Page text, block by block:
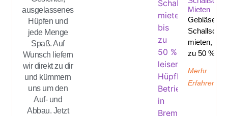
ausgelassenes
Hüpfen und
jede Menge
Spaß. Auf
Wunsch liefern
wir direkt zu dir
und kümmern
uns um den
Auf- und
Abbau. Jetzt
Mieten
Gebläse
mieten, bis
zu 50 %
Merhr
Erfahren